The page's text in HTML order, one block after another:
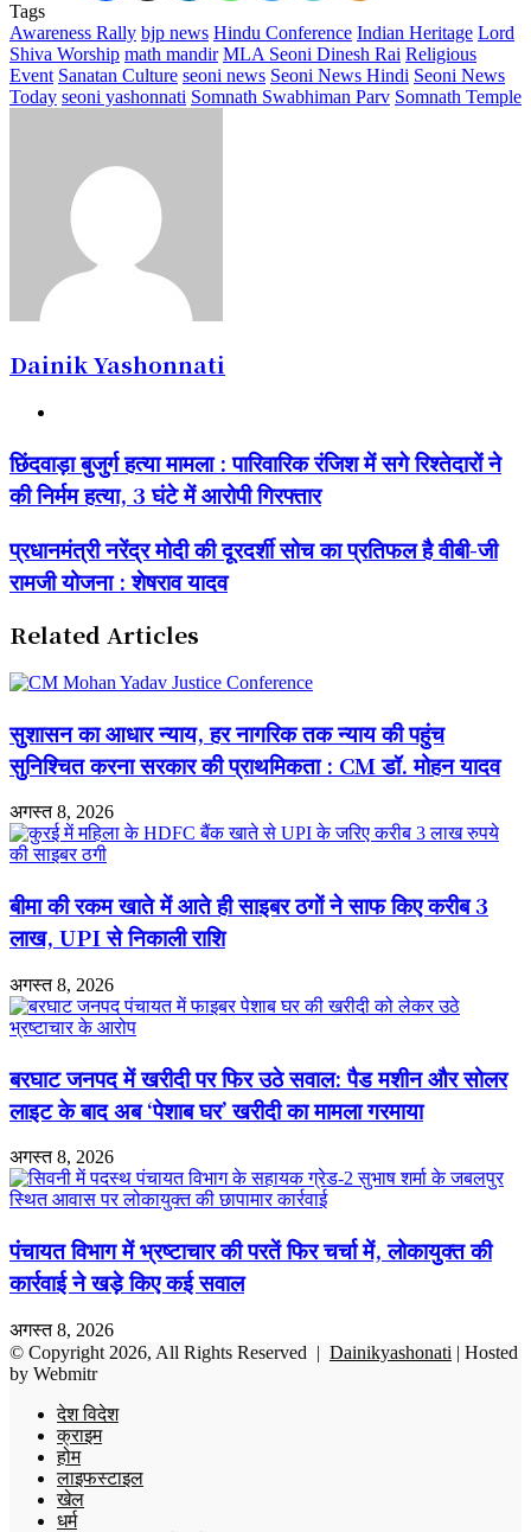
Tags
Awareness Rally bjp news Hindu Conference Indian Heritage Lord
Shiva Worship math mandir MLA Seoni Dinesh Rai Religious
Event Sanatan Culture seoni news Seoni News Hindi Seoni News
Today seoni yashonnati Somnath Swabhiman Parv Somnath Temple
Dainik Yashonnati
छिंदवाड़ा
बुजुर्ग
हत्या
:
पारिवारिक
रंजिश
सगे
रिश्तेदारों
ने
की
हत्या,
3
घंटे
आरोपी
गिरफ्तार
छिंदवाड़ा बुजुर्ग हत्या मामला : पारिवारिक रंजिश में सगे रिश्तेदारों ने
की निर्मम हत्या, 3 घंटे में आरोपी गिरफ्तार
प्रधानमंत्री
नरेंद्र
मोदी
दूरदर्शी
सोच
का
प्रतिफल
वीबी-
जी
रामजी
:
शेषराव
यादव
प्रधानमंत्री नरेंद्र मोदी की दूरदर्शी सोच का प्रतिफल है वीबी-जी
रामजी योजना : शेषराव यादव
Related Articles
सुशासन का आधार न्याय, हर नागरिक तक न्याय की पहुंच
सुनिश्चित करना सरकार की प्राथमिकता : CM डॉ. मोहन यादव
अगस्त 8, 2026
बीमा की रकम खाते में आते ही साइबर ठगों ने साफ किए करीब 3
लाख, UPI से निकाली राशि
अगस्त 8, 2026
बरघाट जनपद में खरीदी पर फिर उठे सवाल: पैड मशीन और सोलर
लाइट के बाद अब ‘पेशाब घर’ खरीदी का मामला गरमाया
अगस्त 8, 2026
पंचायत विभाग में भ्रष्टाचार की परतें फिर चर्चा में, लोकायुक्त की
कार्रवाई ने खड़े किए कई सवाल
अगस्त 8, 2026
© Copyright 2026, All Rights Reserved | Dainikyashonati | Hosted
by Webmitr
देश विदेश
क्राइम
होम
लाइफस्टाइल
खेल
धर्म